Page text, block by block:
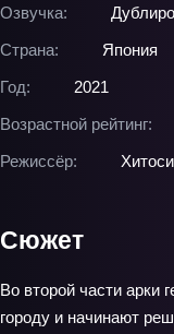
Озвучка:
Страна:
Япония
Год:
2021
Возрастной рейтинг:
Режиссёр:
Сюжет
Во второй части арки
городу и начинают